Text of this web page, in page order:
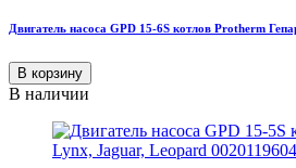
Двигатель насоса GPD 15-6S котлов Protherm
В корзину
В наличии